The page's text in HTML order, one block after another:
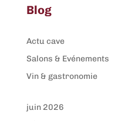
Blog
Actu cave
Salons & Evénements
Vin & gastronomie
juin 2026